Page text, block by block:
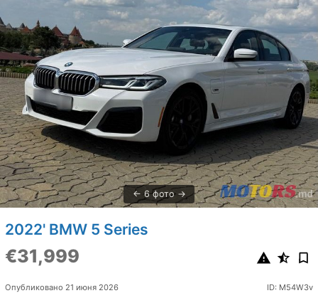
6 фото
2022' BMW 5 Series
€31,999
Опубликовано 21 июня 2026 ID: M54W3v